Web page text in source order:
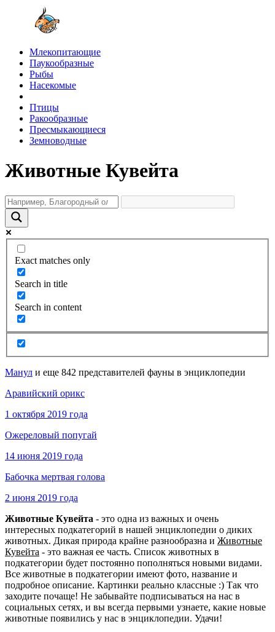
Млекопитающие
Паукообразные
Рыбы
Насекомые
Птицы
Ракообразные
Пресмыкающиеся
Земноводные
Животные Кувейта
Exact matches only
Search in title
Search in content
Манул и еще 842 представителей фауны в энциклопедии
Аравийский орикс
1 октября 2019 года
Ожереловый попугай
14 июня 2019 года
Бабочка мертвая голова
2 июня 2019 года
Животные Кувейта - это одна из важных и очень
интересных подкатегорий в нашей энциклопедии о диких
животных. Дикая природа крайне разнообразна и Животные
Кувейта - это важная ее часть. Список животных в
подкатегории будет постоянно пополняться новыми видами.
Все животные в подкатегории имеют фото, название и
подробное описание. Картинки реально классные :) Так что
заходите почаще! Не забывайте подписываться на нас в
социальных сетях, и вы всегда первыми узнаете, какие новые
животные появились у нас в энциклопедии. Удачи!